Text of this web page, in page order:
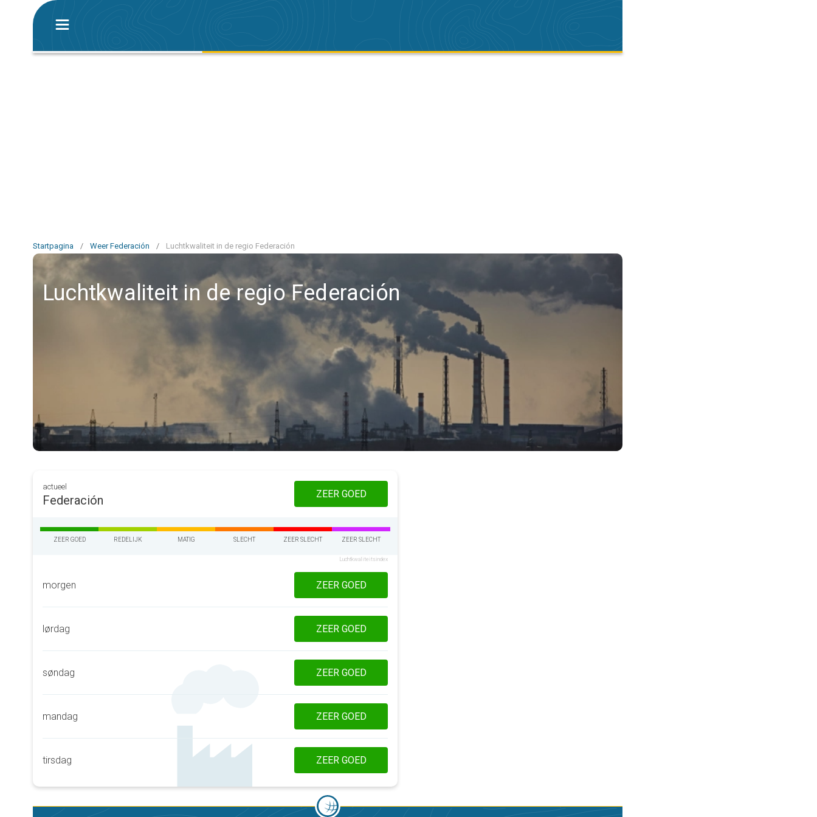
Startpagina / Weer Federación / Luchtkwaliteit in de regio Federación
Luchtkwaliteit in de regio Federación
actueel
Federación ZEER GOED
ZEER GOED REDELIJK MATIG SLECHT ZEER SLECHT ZEER SLECHT
Luchtkwaliteitsindex
morgen ZEER GOED
lørdag ZEER GOED
søndag ZEER GOED
mandag ZEER GOED
tirsdag ZEER GOED